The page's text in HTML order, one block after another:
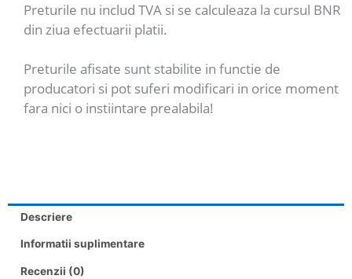
Preturile nu includ TVA si se calculeaza la cursul BNR
din ziua efectuarii platii.
Preturile afisate sunt stabilite in functie de
producatori si pot suferi modificari in orice moment
fara nici o instiintare prealabila!
Descriere
Informatii suplimentare
Recenzii (0)